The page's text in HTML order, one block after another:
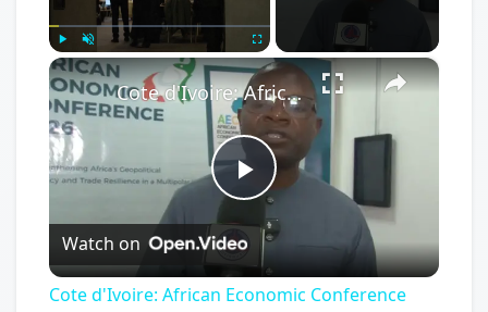
Play Unmute Fullscreen ×
Play
Video
Cote d'Ivoire: African Economic Conference focuses on development opportunities in multipolar world.
Watch on
Cote d'Ivoire: African Economic Conference